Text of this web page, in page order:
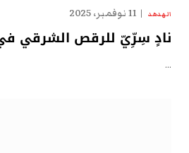
الهدهد 11 نوفمبر، 2025
نادٍ سِرِّيّ للرقص الشرقي
…